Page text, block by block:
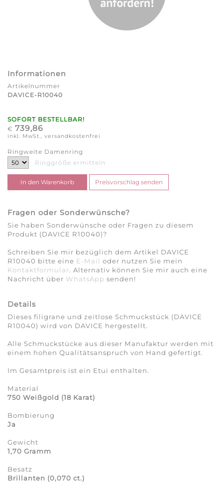
Informationen
Artikelnummer
DAVICE-R10040
SOFORT BESTELLBAR!
€ 739,86
inkl. MwSt., versandkostenfrei
Ringweite Damenring
Ringgröße ermitteln
Fragen oder Sonderwünsche?
Sie haben Sonderwünsche oder Fragen zu diesem
Produkt (DAVICE R10040)?
Schreiben Sie mir bezüglich dem Artikel DAVICE
R10040 bitte eine E-Mail oder nutzen Sie mein
Kontaktformular. Alternativ können Sie mir auch eine
Nachricht über WhatsApp senden!
Details
Dieses filigrane und zeitlose Schmuckstück (DAVICE
R10040) wird von DAVICE hergestellt.
Alle Schmuckstücke aus dieser Manufaktur werden mit
einem hohen Qualitätsanspruch von Hand gefertigt.
Im Gesamtpreis ist ein Etui enthalten.
Material
750 Weißgold (18 Karat)
Bombierung
Ja
Gewicht
1,70 Gramm
Besatz
Brillanten (0,070 ct.)